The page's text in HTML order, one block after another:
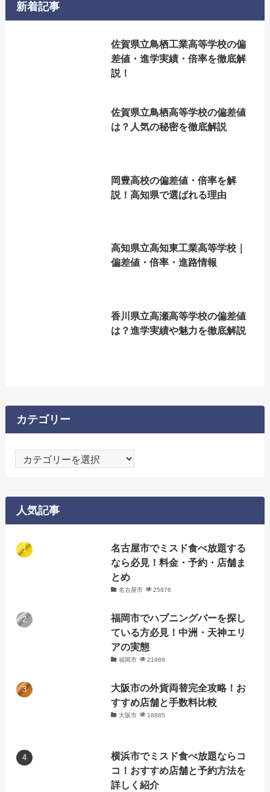
新着記事
佐賀県立鳥栖工業高等学校の偏
差値・進学実績・倍率を徹底解
説！
佐賀県立鳥栖高等学校の偏差値
は？人気の秘密を徹底解説
岡豊高校の偏差値・倍率を解
説！高知県で選ばれる理由
高知県立高知東工業高等学校｜
偏差値・倍率・進路情報
香川県立高瀬高等学校の偏差値
は？進学実績や魅力を徹底解説
カテゴリー
テ
ー
人気記事
名古屋市でミスド食べ放題する
なら必見！料金・予約・店舗ま
とめ
名古屋市 25876
福岡市でハプニングバーを探し
ている方必見！中洲・天神エリ
アの実態
福岡市 21989
大阪市の外貨両替完全攻略！お
すすめ店舗と手数料比較
大阪市 18885
横浜市でミスド食べ放題ならコ
コ！おすすめ店舗と予約方法を
詳しく紹介